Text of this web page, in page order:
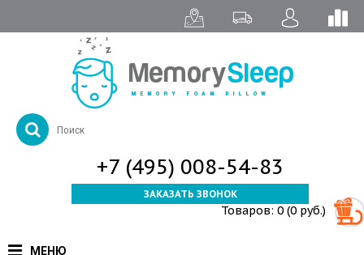
+7 (495) 008-54-83
ЗАКАЗАТЬ ЗВОНОК
Товаров: 0 (0 руб.)
МЕНЮ